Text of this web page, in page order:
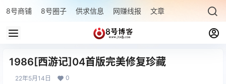
8号商铺 8号圈子 供求信息 网赚线报 文章专题 最新文章
1986[西游记]04首版完美修复珍藏
22年5月14日 0